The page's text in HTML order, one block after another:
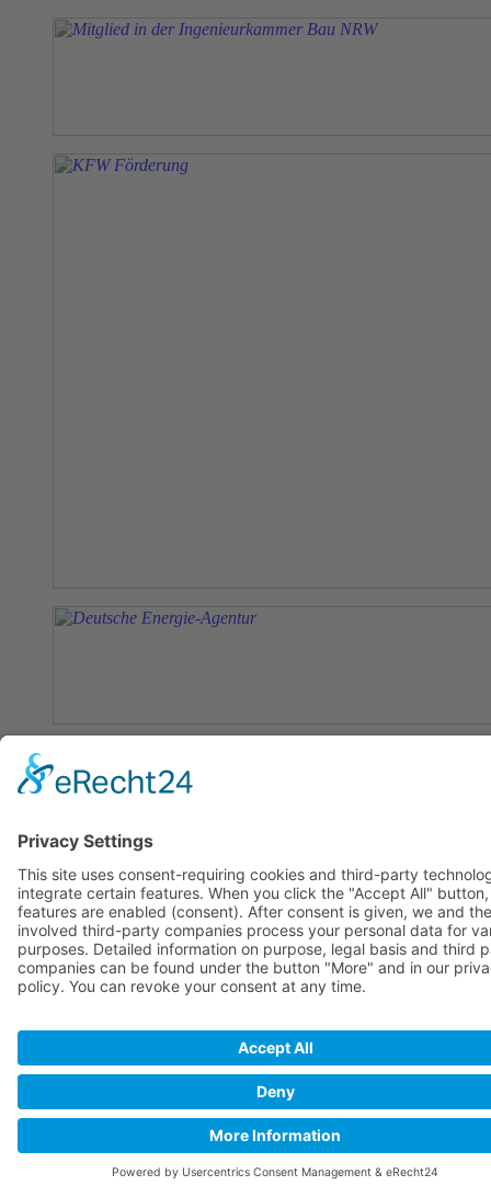
© www.gamradt-webdesign.de